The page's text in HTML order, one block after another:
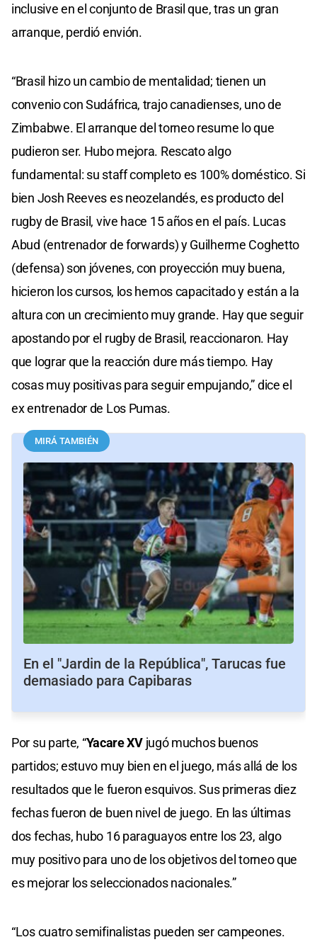
inclusive en el conjunto de Brasil que, tras un gran
arranque, perdió envión.
“Brasil hizo un cambio de mentalidad; tienen un
convenio con Sudáfrica, trajo canadienses, uno de
Zimbabwe. El arranque del torneo resume lo que
pudieron ser. Hubo mejora. Rescato algo
fundamental: su staff completo es 100% doméstico. Si
bien Josh Reeves es neozelandés, es producto del
rugby de Brasil, vive hace 15 años en el país. Lucas
Abud (entrenador de forwards) y Guilherme Coghetto
(defensa) son jóvenes, con proyección muy buena,
hicieron los cursos, los hemos capacitado y están a la
altura con un crecimiento muy grande. Hay que seguir
apostando por el rugby de Brasil, reaccionaron. Hay
que lograr que la reacción dure más tiempo. Hay
cosas muy positivas para seguir empujando,” dice el
ex entrenador de Los Pumas.
MIRÁ TAMBIÉN
En el "Jardin de la República", Tarucas fue
demasiado para Capibaras
Por su parte, “Yacare XVjugó muchos buenos
partidos; estuvo muy bien en el juego, más allá de los
resultados que le fueron esquivos. Sus primeras diez
fechas fueron de buen nivel de juego. En las últimas
dos fechas, hubo 16 paraguayos entre los 23, algo
muy positivo para uno de los objetivos del torneo que
es mejorar los seleccionados nacionales.”
“Los cuatro semifinalistas pueden ser campeones.